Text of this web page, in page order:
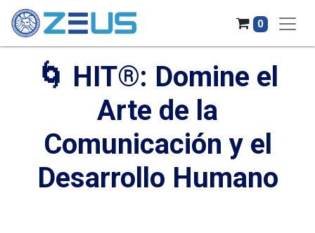
0
🌀 HIT®: Domine el
Arte de la
Comunicación y el
Desarrollo Humano